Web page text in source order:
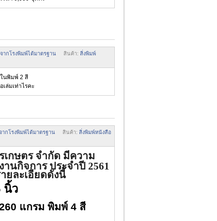
ากโรงพิมพ์ได้มาตรฐานสินค้า: สิ่งพิมพ์
นพิมพ์ 2 สี
ล่มเท่าไรคะ
ากโรงพิมพ์ได้มาตรฐานสินค้า: สิ่งพิมพ์หนังสือ
กษตร จำกัด มีความ
นกิจการ ประจำปี 2561
ยละเอียดดังนี้
นิ้ว
แกรม พิมพ์ 4 สี